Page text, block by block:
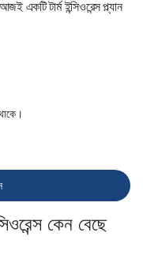
একটি টার্ম‌ ইন্সিওরেন্স প্ল্যান
কেন বেছে